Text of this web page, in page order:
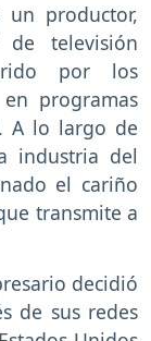
un productor,
televisión
por los
programas
A lo largo de
industria del
el cariño
transmite a
decidió
de sus redes